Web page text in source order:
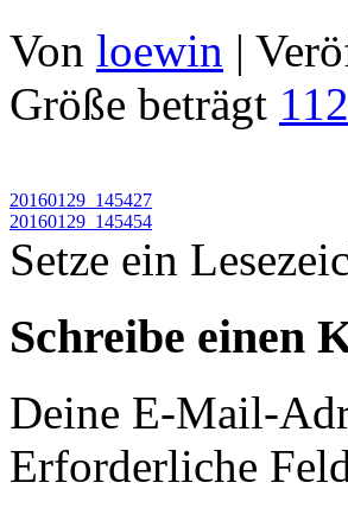
Von loewin |
Größe beträgt
20160129_145427
20160129_145454
Setze ein
Schreibe einen
Deine E-Mail-
Erforderliche